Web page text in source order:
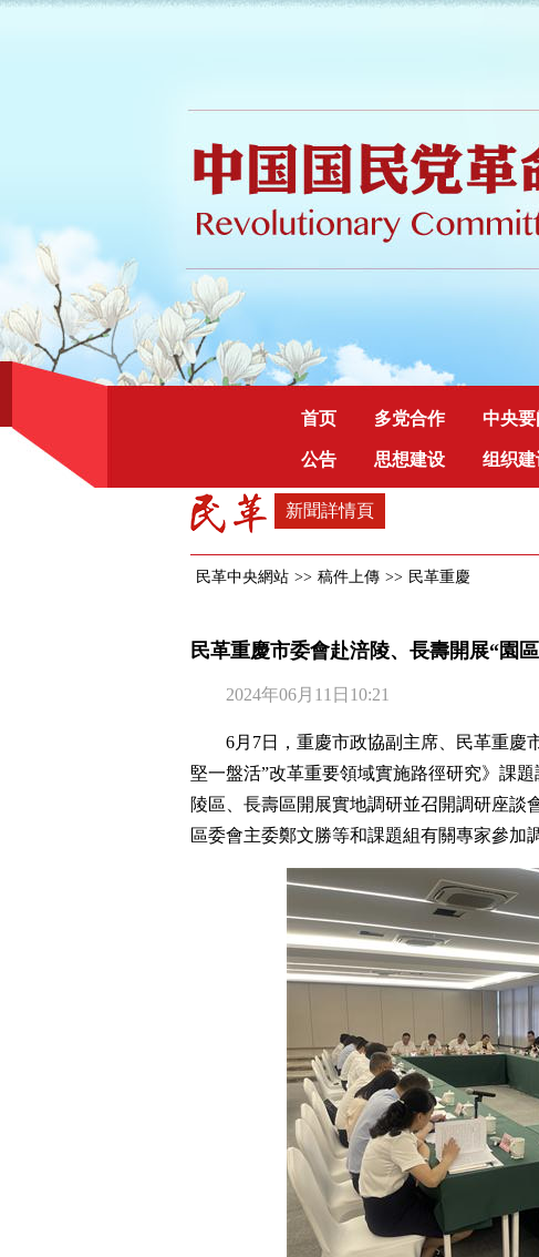
首页 多党合作 中央要
公告 思想建设 组织建
新聞詳情頁
民革中央網站 >> 稿件上傳 >> 民革重慶
民革重慶市委會赴涪陵、長壽開展“園
2024年06月11日10:21
6月7日，重慶市政協副主席、民革重慶
堅一盤活”改革重要領域實施路徑研究》課
陵區、長壽區開展實地調研並召開調研座談
區委會主委鄭文勝等和課題組有關專家參加